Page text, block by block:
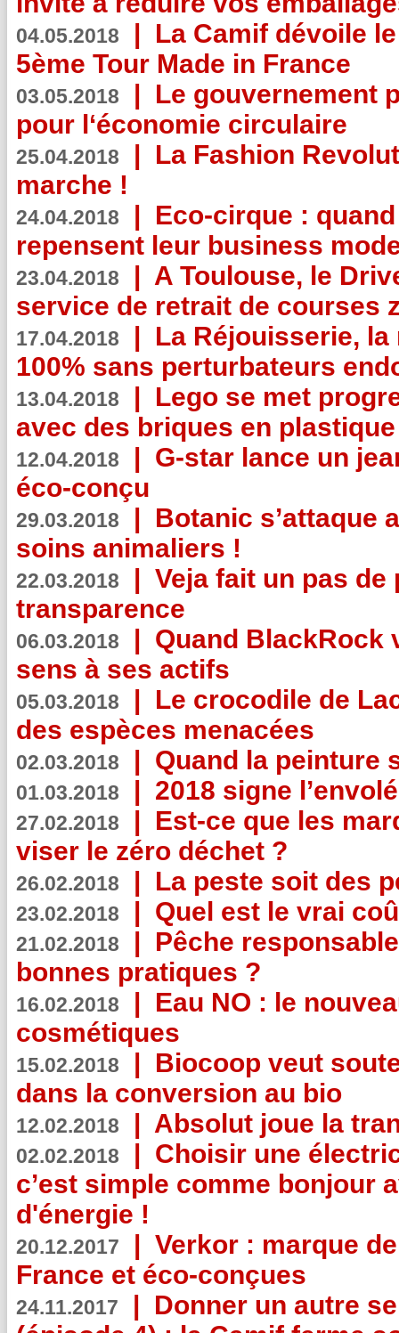
04.05.2018 | La Camif dévoile
5ème Tour Made in France
03.05.2018 | Le gouvernement
pour l‘économie circulaire
25.04.2018 | La Fashion
marche !
24.04.2018 | Eco-cirque :
repensent leur business
23.04.2018 | A Toulouse, le
service de retrait de courses
17.04.2018 | La Réjouisserie,
100% sans perturbateurs
13.04.2018 | Lego se met
avec des briques en
12.04.2018 | G-star lance un
éco-conçu
29.03.2018 | Botanic s’attaque
soins animaliers !
22.03.2018 | Veja fait un pas de
transparence
06.03.2018 | Quand BlackRock
sens à ses actifs
05.03.2018 | Le crocodile de
des espèces menacées
02.03.2018 | Quand la peinture
01.03.2018 | 2018 signe
27.02.2018 | Est-ce que les
viser le zéro déchet ?
26.02.2018 | La peste soit des
23.02.2018 | Quel est le vrai
21.02.2018 | Pêche
bonnes pratiques ?
16.02.2018 | Eau NO : le
cosmétiques
15.02.2018 | Biocoop veut
dans la conversion au bio
12.02.2018 | Absolut joue la
02.02.2018 | Choisir une
c’est simple comme bonjour
d'énergie !
20.12.2017 | Verkor : marque
France et éco-conçues
24.11.2017 | Donner un autre